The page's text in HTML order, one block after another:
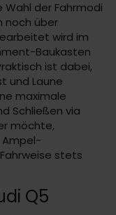
der Fahrmodi
noch über
wird im
Baukasten
ist dabei,
und Laune
maximale
Schließen via
möchte,
stets
Q5